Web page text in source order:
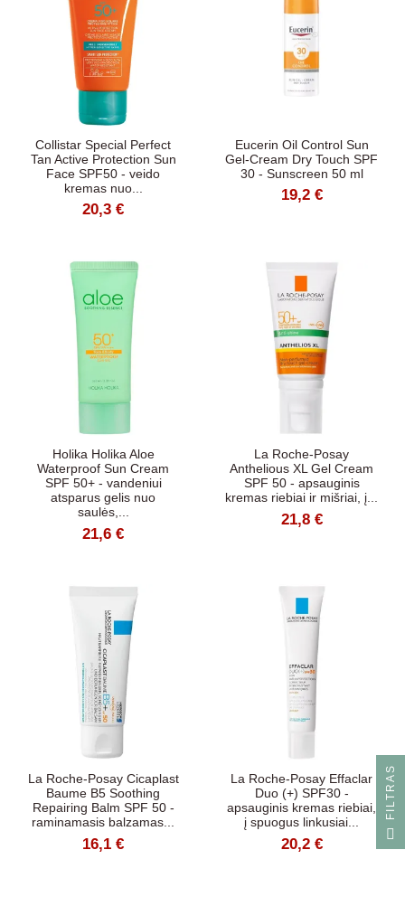
Collistar Special Perfect
Tan Active Protection Sun
Face SPF50 - veido
kremas nuo...
20,3 €
Eucerin Oil Control Sun
Gel-Cream Dry Touch SPF
30 - Sunscreen 50 ml
19,2 €
Holika Holika Aloe
Waterproof Sun Cream
SPF 50+ - vandeniui
atsparus gelis nuo
saulės,...
21,6 €
La Roche-Posay
Anthelious XL Gel Cream
SPF 50 - apsauginis
kremas riebiai ir mišriai, į...
21,8 €
La Roche-Posay Cicaplast
Baume B5 Soothing
Repairing Balm SPF 50 -
raminamasis balzamas...
16,1 €
La Roche-Posay Effaclar
Duo (+) SPF30 -
apsauginis kremas riebiai,
į spuogus linkusiai...
20,2 €
S